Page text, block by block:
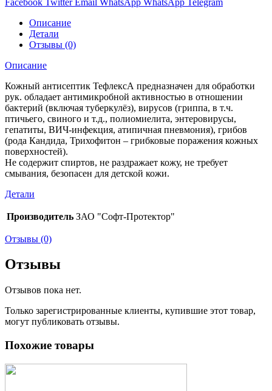
Описание
Детали
Отзывы (0)
Описание
Кожный антисептик ТефлексА предназначен для обработки
рук. обладает антимикробной активностью в отношении
бактерий (включая туберкулёз), вирусов (гриппа, в т.ч.
птичьего, свиного и т.д., полиомиелита, энтеровирусы,
гепатиты, ВИЧ-инфекция, атипичная пневмония), грибов
(рода Кандида, Трихофитон – грибковые поражения кожных
поверхностей).
Не содержит спиртов, не раздражает кожу, не требует
смывания, безопасен для детской кожи.
Детали
Производитель ЗАО "Софт-Протектор"
Отзывы (0)
Отзывы
Отзывов пока нет.
Только зарегистрированные клиенты, купившие этот товар,
могут публиковать отзывы.
Похожие товары